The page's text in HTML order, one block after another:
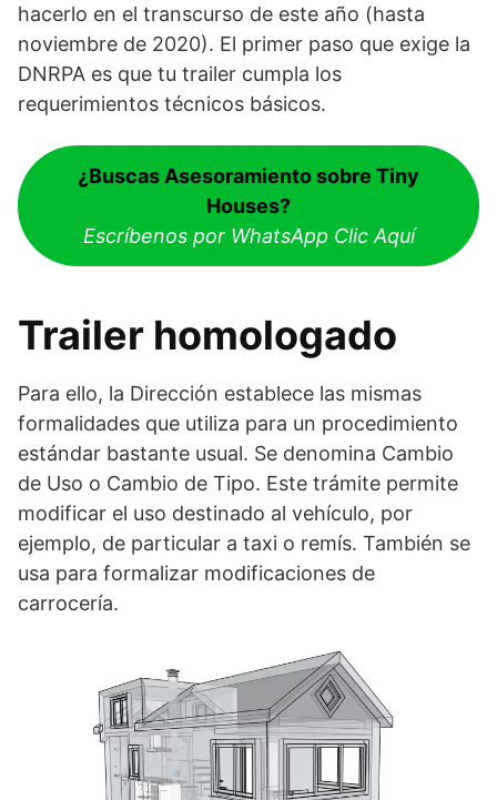
hacerlo en el transcurso de este año (hasta
noviembre de 2020). El primer paso que exige la
DNRPA es que tu trailer cumpla los
requerimientos técnicos básicos.
¿Buscas Asesoramiento sobre Tiny
Houses?
Escríbenos por WhatsApp Clic Aquí
Trailer homologado
Para ello, la Dirección establece las mismas
formalidades que utiliza para un procedimiento
estándar bastante usual. Se denomina Cambio
de Uso o Cambio de Tipo. Este trámite permite
modificar el uso destinado al vehículo, por
ejemplo, de particular a taxi o remís. También se
usa para formalizar modificaciones de
carrocería.